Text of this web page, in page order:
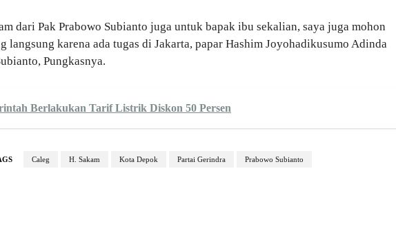
dari Pak Prabowo Subianto juga untuk bapak ibu sekalian, saya juga mohon
langsung karena ada tugas di Jakarta, papar Hashim Joyohadikusumo Adinda
Pungkasnya.
Berlakukan Tarif Listrik Diskon 50 Persen
Caleg H. Sakam Kota Depok Partai Gerindra Prabowo Subianto